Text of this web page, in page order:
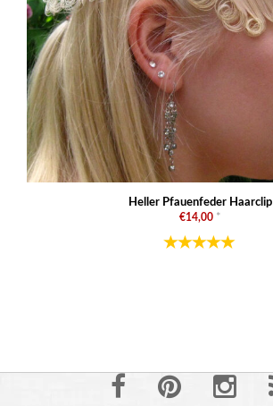
Heller Pfauenfeder Haarclip
€14,00 *